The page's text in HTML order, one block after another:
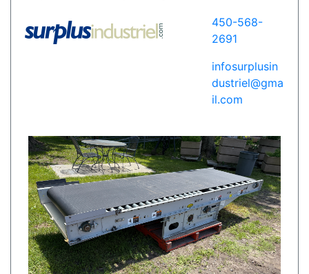
450-568-
2691
infosurplusin
dustriel@gma
il.com